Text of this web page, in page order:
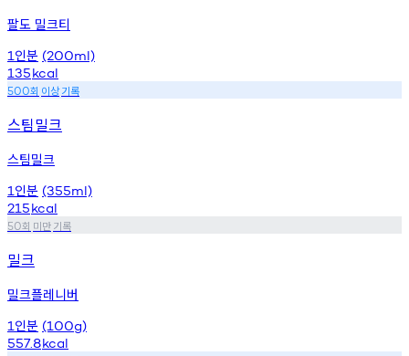
팔도 밀크티
1 인분 (200ml)
135kcal
500회 이상기록
스팀밀크
스팀밀크
1 인분 (355ml)
215kcal
50회 미만기록
밀크
밀크플레니버
1 인분 (100g)
557.8kcal